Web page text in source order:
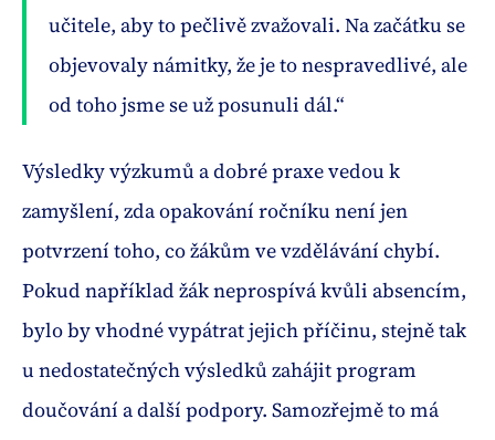
učitele, aby to pečlivě zvažovali. Na začátku se
objevovaly námitky, že je to nespravedlivé, ale
od toho jsme se už posunuli dál.“
Výsledky výzkumů a dobré praxe vedou k
zamyšlení, zda opakování ročníku není jen
potvrzení toho, co žákům ve vzdělávání chybí.
Pokud například žák neprospívá kvůli absencím,
bylo by vhodné vypátrat jejich příčinu, stejně tak
u nedostatečných výsledků zahájit program
doučování a další podpory. Samozřejmě to má